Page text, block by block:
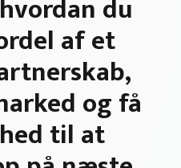
du
af et
og få
til at